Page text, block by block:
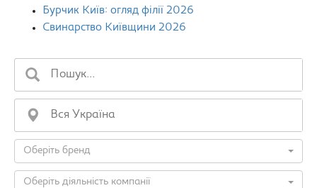
Бурчик Київ: огляд філії 2026
Свинарство Київщини 2026
Оберіть бренд
Оберіть діяльність компанії